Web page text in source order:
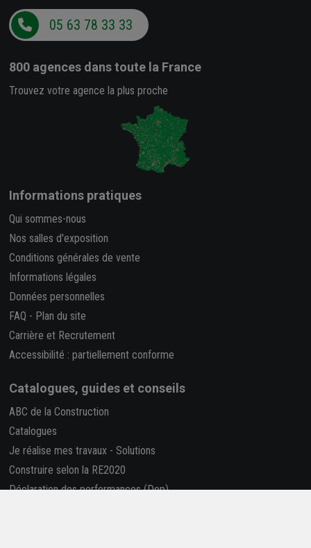
05 63 78 33 33
800 agences dans toute la France
Trouvez votre agence la plus proche
Informations pratiques
Qui sommes-nous
Nos salles d'exposition
Conditions générales de vente
Informations légales
Données personnelles
FAQ - Plan du site
Carrière et Recrutement
Accessibilité : partiellement conforme
Catalogues, guides et conseils
ABC de la Construction
Catalogues
Je réalise mes travaux - Solutions
Construire selon la RE2020
Déclaration des performances (Dop)